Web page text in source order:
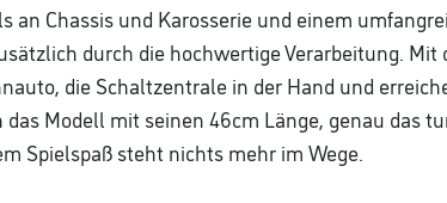
Chassis und Karosserie und einem
durch die hochwertige Verarbeitung. Mit
die Schaltzentrale in der Hand und
Modell mit seinen 46cm Länge, genau das
Spielspaß steht nichts mehr im Wege.